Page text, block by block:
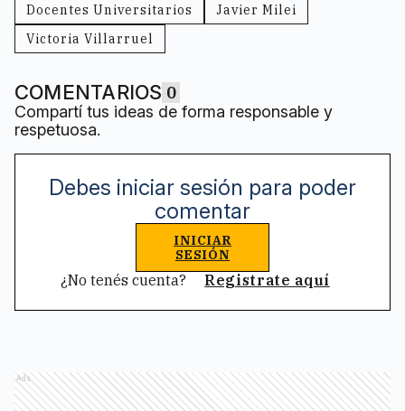
Docentes Universitarios
Javier Milei
Victoria Villarruel
COMENTARIOS 0
Compartí tus ideas de forma responsable y
respetuosa.
Debes iniciar sesión para poder
comentar
INICIAR
SESIÓN
¿No tenés cuenta? Registrate aquí
Ads